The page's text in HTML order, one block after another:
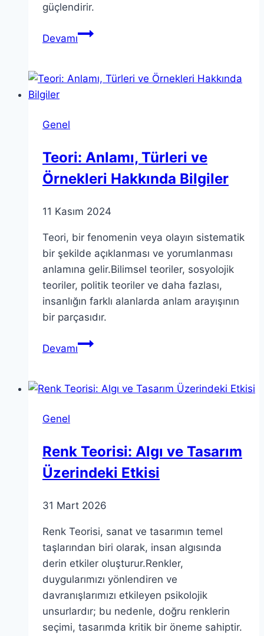
güçlendirir.
DevamıSağlıklı
ve
Genel
Teori: Anlamı, Türleri ve
Örnekleri Hakkında Bilgiler
11 Kasım 2024
Teori, bir fenomenin veya olayın sistematik
bir şekilde açıklanması ve yorumlanması
anlamına gelir.Bilimsel teoriler, sosyolojik
teoriler, politik teoriler ve daha fazlası,
insanlığın farklı alanlarda anlam arayışının
bir parçasıdır.
DevamıTeori:
ve
Genel
Renk Teorisi: Algı ve Tasarım
Üzerindeki Etkisi
31 Mart 2026
Renk Teorisi, sanat ve tasarımın temel
taşlarından biri olarak, insan algısında
derin etkiler oluşturur.Renkler,
duygularımızı yönlendiren ve
davranışlarımızı etkileyen psikolojik
unsurlardır; bu nedenle, doğru renklerin
seçimi, tasarımda kritik bir öneme sahiptir.